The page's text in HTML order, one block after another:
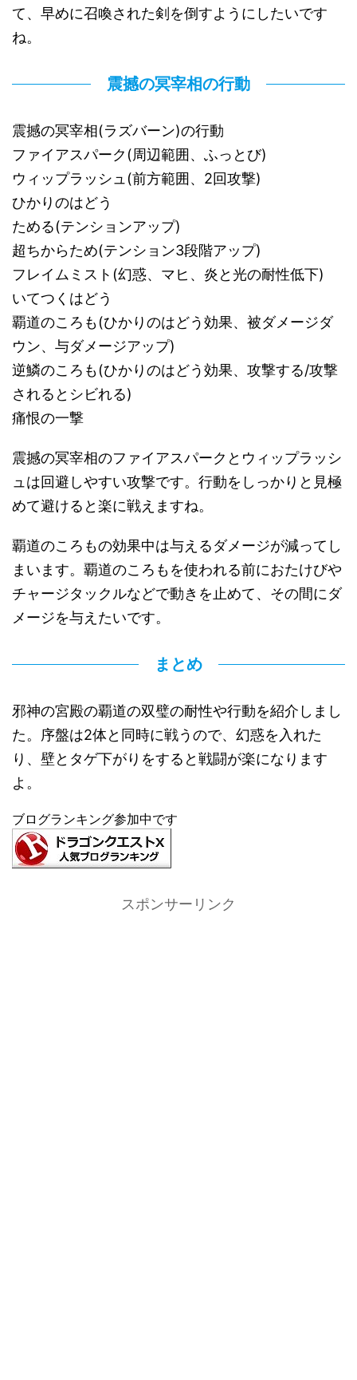
て、早めに召喚された剣を倒すようにしたいです
ね。
震撼の冥宰相の行動
震撼の冥宰相(ラズバーン)の行動
ファイアスパーク(周辺範囲、ふっとび)
ウィップラッシュ(前方範囲、2回攻撃)
ひかりのはどう
ためる(テンションアップ)
超ちからため(テンション3段階アップ)
フレイムミスト(幻惑、マヒ、炎と光の耐性低下)
いてつくはどう
覇道のころも(ひかりのはどう効果、被ダメージダ
ウン、与ダメージアップ)
逆鱗のころも(ひかりのはどう効果、攻撃する/攻撃
されるとシビれる)
痛恨の一撃
震撼の冥宰相のファイアスパークとウィップラッシ
ュは回避しやすい攻撃です。行動をしっかりと見極
めて避けると楽に戦えますね。
覇道のころもの効果中は与えるダメージが減ってし
まいます。覇道のころもを使われる前におたけびや
チャージタックルなどで動きを止めて、その間にダ
メージを与えたいです。
まとめ
邪神の宮殿の覇道の双璧の耐性や行動を紹介しまし
た。序盤は2体と同時に戦うので、幻惑を入れた
り、壁とタゲ下がりをすると戦闘が楽になります
よ。
ブログランキング参加中です
スポンサーリンク